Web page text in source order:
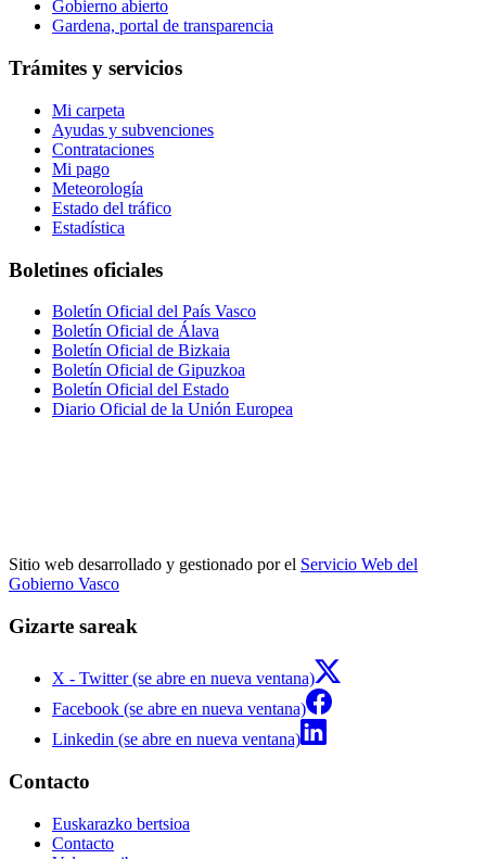
Gobierno abierto
Gardena, portal de transparencia
Trámites y servicios
Mi carpeta
Ayudas y subvenciones
Contrataciones
Mi pago
Meteorología
Estado del tráfico
Estadística
Boletines oficiales
Boletín Oficial del País Vasco
Boletín Oficial de Álava
Boletín Oficial de Bizkaia
Boletín Oficial de Gipuzkoa
Boletín Oficial del Estado
Diario Oficial de la Unión Europea
Sitio web desarrollado y gestionado por el Servicio Web del
Gobierno Vasco
Gizarte sareak
X - Twitter (se abre en nueva ventana)
Facebook (se abre en nueva ventana)
Linkedin (se abre en nueva ventana)
Contacto
Euskarazko bertsioa
Contacto